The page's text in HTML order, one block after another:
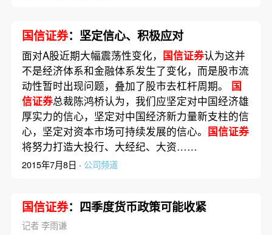
国信证券：坚定信心、积极应对
面对A股近期大幅震荡性变化， 国信证券认为这并
不是经济体系和金融体系发生了变化，而是股市流
动性暂时出现问题，叠加了股市去杠杆周期。 国
信证券总裁陈鸿桥认为，我们应坚定对中国经济雄
厚实力的信心，坚定对中国经济新力量新支柱的信
心，坚定对资本市场可持续发展的信心。 国信证券
将努力打造大投行、大经纪、大资……
2015年7月8日 · 公司频道
国信证券：四季度货币政策可能收紧
记者 李雨谦